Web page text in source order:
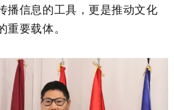
播信息的工具，更是推动文化
重要载体。